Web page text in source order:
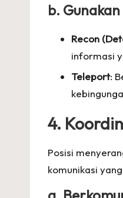
b.
Recon
informasi
Teleport:
4.
Posisi
komunikasi